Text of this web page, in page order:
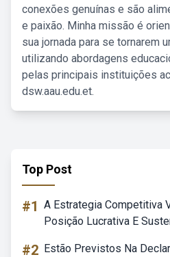
conexões genuínas e são
e paixão. Minha missão é
sua jornada para se tornarem
utilizando abordagens
pelas principais instituições
dsw.aau.edu.et.
Top Post
#1 A Estrategia Competitiva
Posição Lucrativa E
#2 Estão Previstos Na